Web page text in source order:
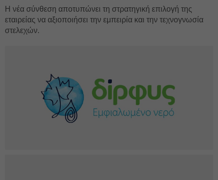
Η νέα σύνθεση αποτυπώνει τη στρατηγική επιλογή της
εταιρείας να αξιοποιήσει την εμπειρία και την τεχνογνωσία
στελεχών.